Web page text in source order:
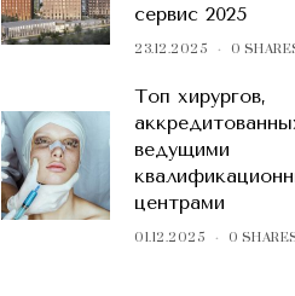
сервис 2025
23.12.2025 0
Топ хирургов,
ведущими
центрами
01.12.2025 0